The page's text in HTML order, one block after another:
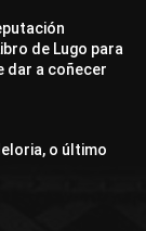
de Lugo para
dar a coñecer
o último